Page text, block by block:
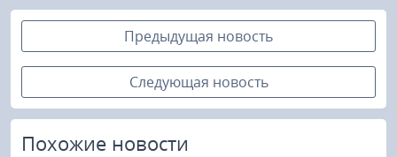
Предыдущая новость
Следующая новость
Похожие новости